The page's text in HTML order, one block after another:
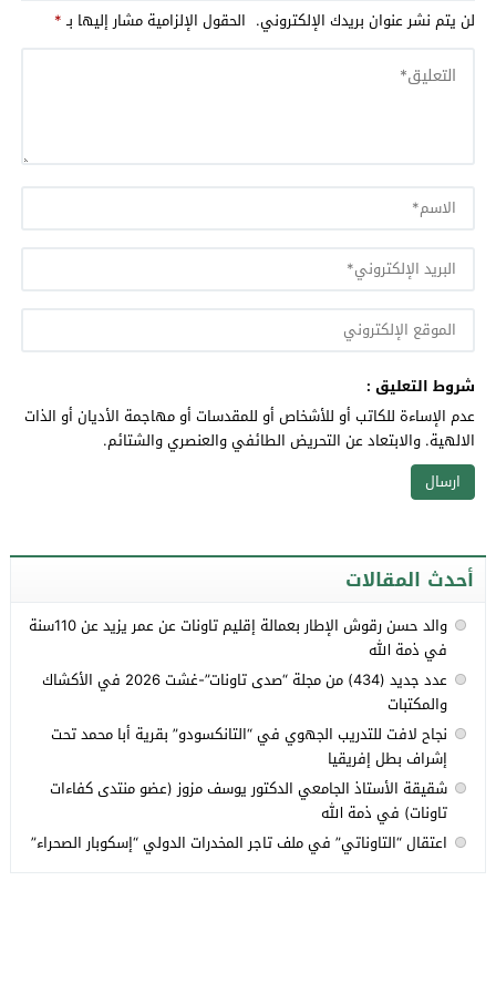
لن يتم نشر عنوان بريدك الإلكتروني. الحقول الإلزامية مشار إليها بـ*
شروط التعليق :
عدم الإساءة للكاتب أو للأشخاص أو للمقدسات أو مهاجمة الأديان أو الذات
الالهية. والابتعاد عن التحريض الطائفي والعنصري والشتائم.
أحدث المقالات
والد حسن رقوش الإطار بعمالة إقليم تاونات عن عمر يزيد عن 110سنة
في ذمة الله
عدد جديد (434) من مجلة “صدى تاونات”-غشت 2026 في الأكشاك
والمكتبات
نجاح لافت للتدريب الجهوي في “التانكسودو” بقرية أبا محمد تحت
إشراف بطل إفريقيا
شقيقة الأستاذ الجامعي الدكتور يوسف مزوز (عضو منتدى كفاءات
تاونات) في ذمة الله
اعتقال “التاوناتي” في ملف تاجر المخدرات الدولي “إسكوبار الصحراء”